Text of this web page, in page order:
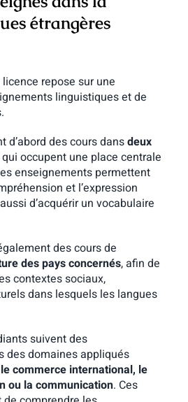
étrangères
repose sur une
linguistiques et de
d’abord des cours dansdeux
qui occupent une place centrale
enseignements permettent
et l’expression
d’acquérir un vocabulaire
des cours de
des pays concernés, afin de
contextes sociaux,
dans lesquels les langues
suivent des
des domaines appliqués
commerce international, le
ou la communication. Ces